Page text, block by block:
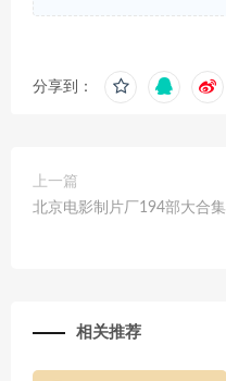
分享到：
上一篇
北京电影制片厂194部大合集
相关推荐